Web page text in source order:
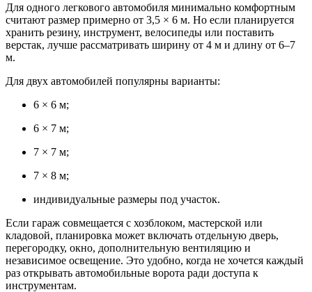
Для одного легкового автомобиля минимально комфортным
считают размер примерно от 3,5 × 6 м. Но если планируется
хранить резину, инструмент, велосипеды или поставить
верстак, лучше рассматривать ширину от 4 м и длину от 6–7
м.
Для двух автомобилей популярны варианты:
6 × 6 м;
6 × 7 м;
7 × 7 м;
7 × 8 м;
индивидуальные размеры под участок.
Если гараж совмещается с хозблоком, мастерской или
кладовой, планировка может включать отдельную дверь,
перегородку, окно, дополнительную вентиляцию и
независимое освещение. Это удобно, когда не хочется каждый
раз открывать автомобильные ворота ради доступа к
инструментам.